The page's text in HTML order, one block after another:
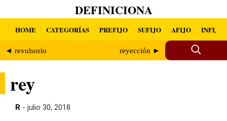
DEFINICIONA
HOME CATEGORÍAS PREFIJO SUFIJO AFIJO INFIJO
◄ revulsorio reyección ►
rey
R - julio 30, 2018